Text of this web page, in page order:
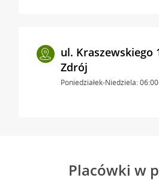
ul. Kraszewskiego
Zdrój
Poniedziałek-Niedziela:
Placówki w